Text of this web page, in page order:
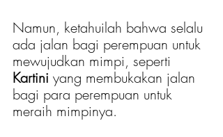
Namun, ketahuilah bahwa selalu
ada jalan bagi perempuan untuk
mewujudkan mimpi, seperti
Kartini yang membukakan jalan
bagi para perempuan untuk
meraih mimpinya.